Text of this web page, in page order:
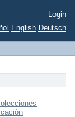
Login
English Deutsch